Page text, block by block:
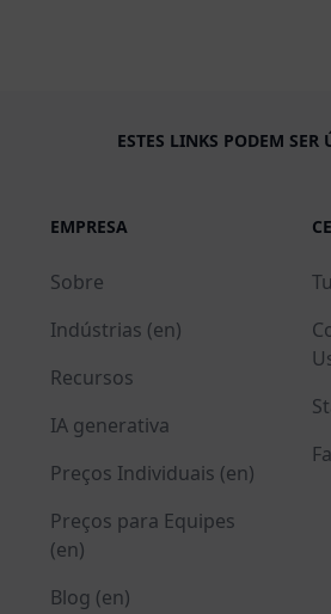
ESTES LINKS PODEM SER
EMPRESA
Sobre
Indústrias (en)
Recursos
IA generativa
Preços Individuais (en)
Preços para Equipes
(en)
Blog (en)